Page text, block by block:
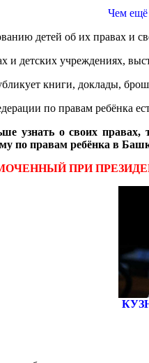
Чем ещё
детей об их правах и
детских учреждениях,
книги, доклады,
по правам ребёнка
о своих правах,
по правам ребёнка в
ПРИ